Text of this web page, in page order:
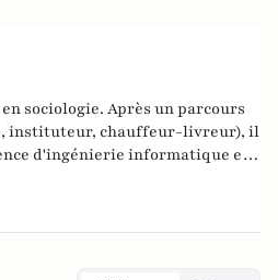
sociologie. Après un parcours
instituteur, chauffeur-livreur), il
d'ingénierie informatique et
SET.